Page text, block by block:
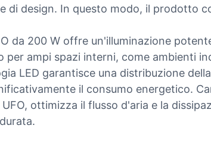
di design. In questo modo, il prodotto
da 200 W offre un'illuminazione
per ampi spazi interni, come ambienti
LED garantisce una distribuzione
il consumo energetico.
ottimizza il flusso d'aria e la